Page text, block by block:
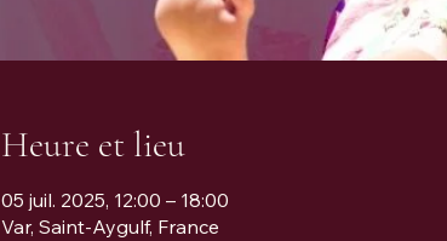
Heure et lieu
05 juil. 2025, 12:00 – 18:00
Var, Saint-Aygulf, France